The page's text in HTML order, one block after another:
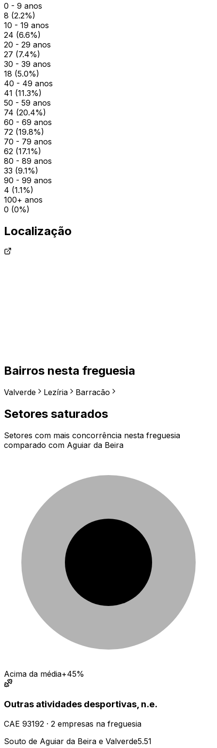
0 - 9 anos
8 (2.2%)
10 - 19 anos
24 (6.6%)
20 - 29 anos
27 (7.4%)
30 - 39 anos
18 (5.0%)
40 - 49 anos
41 (11.3%)
50 - 59 anos
74 (20.4%)
60 - 69 anos
72 (19.8%)
70 - 79 anos
62 (17.1%)
80 - 89 anos
33 (9.1%)
90 - 99 anos
4 (1.1%)
100+ anos
0 (0%)
Localização
Bairros nesta freguesia
Valverde Lezíria Barracão
Setores saturados
Setores com mais concorrência nesta freguesia
comparado com Aguiar da Beira
Acima da média+45%
Outras atividades desportivas, n.e.
CAE 93192 · 2 empresas na freguesia
Souto de Aguiar da Beira e Valverde5.51